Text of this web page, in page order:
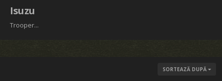
Isuzu
Trooper...
SORTEAZĂ DUPĂ